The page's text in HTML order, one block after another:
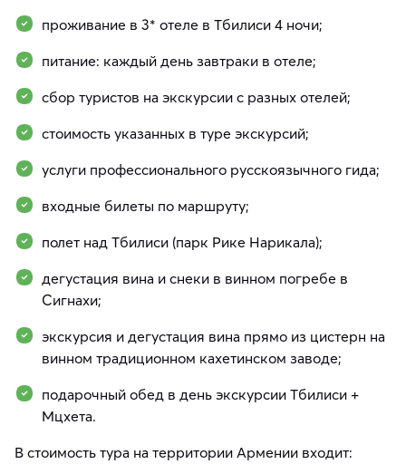
проживание в 3* отеле в Тбилиси 4 ночи;
питание: каждый день завтраки в отеле;
сбор туристов на экскурсии с разных отелей;
стоимость указанных в туре экскурсий;
услуги профессионального русскоязычного гида;
входные билеты по маршруту;
полет над Тбилиси (парк Рике Нарикала);
дегустация вина и снеки в винном погребе в
Сигнахи;
экскурсия и дегустация вина прямо из цистерн на
винном традиционном кахетинском заводе;
подарочный обед в день экскурсии Тбилиси +
Мцхета.
В стоимость тура на территории Армении входит: